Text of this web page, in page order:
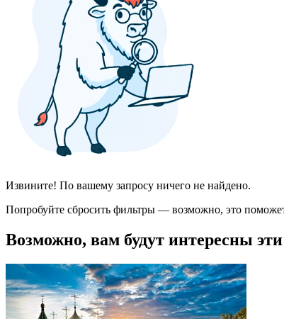
Извините! По вашему запросу ничего не найдено.
Попробуйте сбросить фильтры — возможно, это
Возможно, вам будут интересны